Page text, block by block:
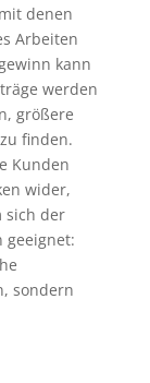
denen
Arbeiten
kann
werden
größere
finden.
Kunden
wider,
sich der
geeignet:
sondern